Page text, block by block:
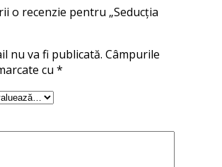
o recenzie pentru „Seducția
nu va fi publicată. Câmpurile
cu *